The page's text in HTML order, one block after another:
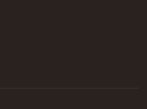
za tydzień wrócę do akcji
sprzętu - tak prezentuję się
World Cup